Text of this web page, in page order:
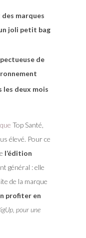
marques
joli petit bag
de
les deux mois
Top Santé,
élevé. Pour ce
l’édition
général : elle
de la marque
profiter en
pour une